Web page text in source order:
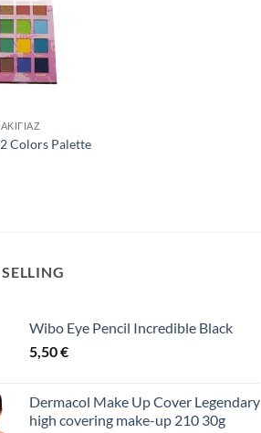
Colors Palette
Wibo Eye Pencil Incredible Black
5,50€
Dermacol Make Up Cover Legendary
high covering make-up 210 30g